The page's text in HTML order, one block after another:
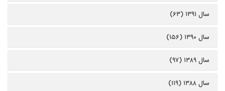
سال ۱۳۹۱ (۶۳)
سال ۱۳۹۰ (۱۵۶)
سال ۱۳۸۹ (۹۷)
سال ۱۳۸۸ (۱۱۹)